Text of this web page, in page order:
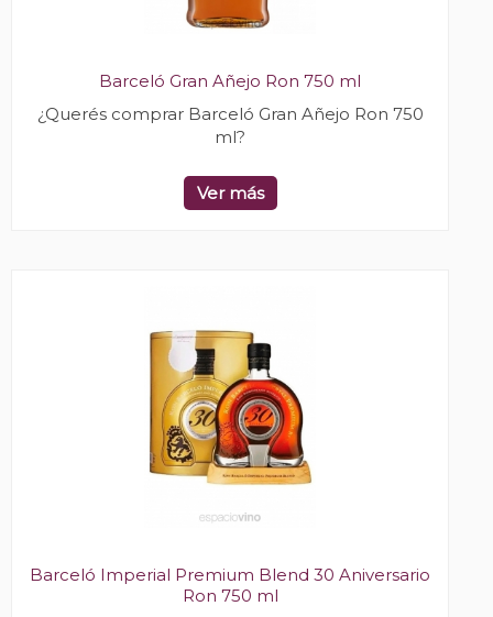
Barceló Gran Añejo Ron 750 ml
¿Querés comprar Barceló Gran Añejo Ron 750
ml?
Ver más
Barceló Imperial Premium Blend 30 Aniversario
Ron 750 ml